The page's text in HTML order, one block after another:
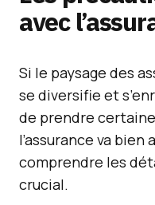
avec
Si le paysage des
se diversifie et
de prendre
l’assurance va
comprendre les
crucial.